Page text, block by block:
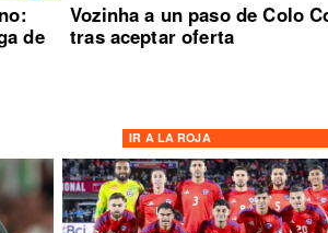
de
Vozinha a un paso de Colo
tras aceptar oferta
IR A LA ROJA